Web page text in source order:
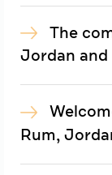
The
Jordan
Rum,